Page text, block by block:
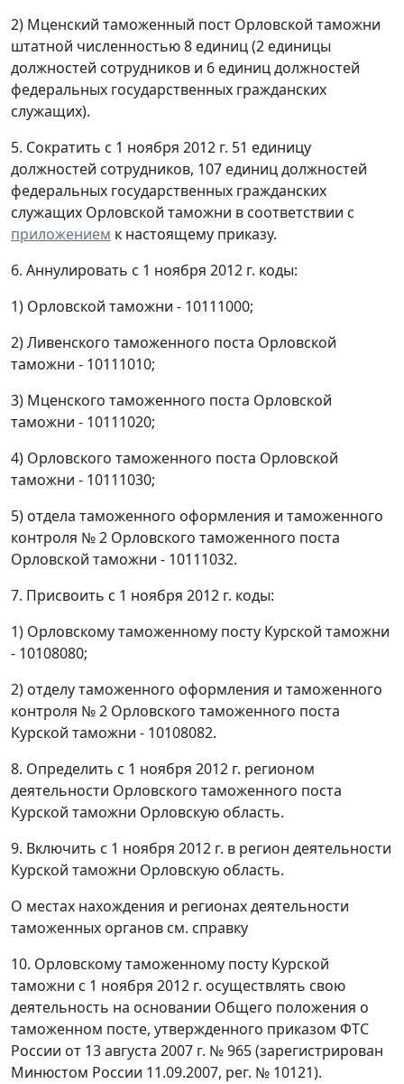
2) Мценский таможенный пост Орловской таможни
штатной численностью 8 единиц (2 единицы
должностей сотрудников и 6 единиц должностей
федеральных государственных гражданских
служащих).
5. Сократить с 1 ноября 2012 г. 51 единицу
должностей сотрудников, 107 единиц должностей
федеральных государственных гражданских
служащих Орловской таможни в соответствии с
приложением к настоящему приказу.
6. Аннулировать с 1 ноября 2012 г. коды:
1) Орловской таможни - 10111000;
2) Ливенского таможенного поста Орловской
таможни - 10111010;
3) Мценского таможенного поста Орловской
таможни - 10111020;
4) Орловского таможенного поста Орловской
таможни - 10111030;
5) отдела таможенного оформления и таможенного
контроля № 2 Орловского таможенного поста
Орловской таможни - 10111032.
7. Присвоить с 1 ноября 2012 г. коды:
1) Орловскому таможенному посту Курской таможни
- 10108080;
2) отделу таможенного оформления и таможенного
контроля № 2 Орловского таможенного поста
Курской таможни - 10108082.
8. Определить с 1 ноября 2012 г. регионом
деятельности Орловского таможенного поста
Курской таможни Орловскую область.
9. Включить с 1 ноября 2012 г. в регион деятельности
Курской таможни Орловскую область.
О местах нахождения и регионах деятельности
таможенных органов см. справку
10. Орловскому таможенному посту Курской
таможни с 1 ноября 2012 г. осуществлять свою
деятельность на основании Общего положения о
таможенном посте, утвержденного приказом ФТС
России от 13 августа 2007 г. № 965 (зарегистрирован
Минюстом России 11.09.2007, рег. № 10121).